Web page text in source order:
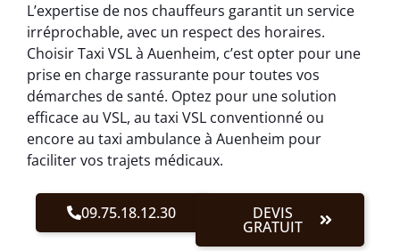
L’expertise de nos chauffeurs garantit un service
irréprochable, avec un respect des horaires.
Choisir Taxi VSL à Auenheim, c’est opter pour une
prise en charge rassurante pour toutes vos
démarches de santé. Optez pour une solution
efficace au VSL, au taxi VSL conventionné ou
encore au taxi ambulance à Auenheim pour
faciliter vos trajets médicaux.
09.75.18.12.30 DEVIS
GRATUIT